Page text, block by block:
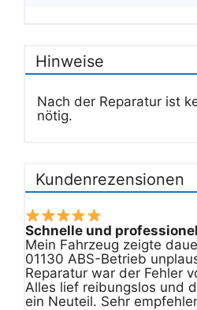
Hinweise
Nach der Reparatur ist
nötig.
Kundenrezensionen
Schnelle und
Mein Fahrzeug zeigte
01130 ABS-Betrieb
Reparatur war der Fehler
Alles lief reibungslos und
ein Neuteil. Sehr